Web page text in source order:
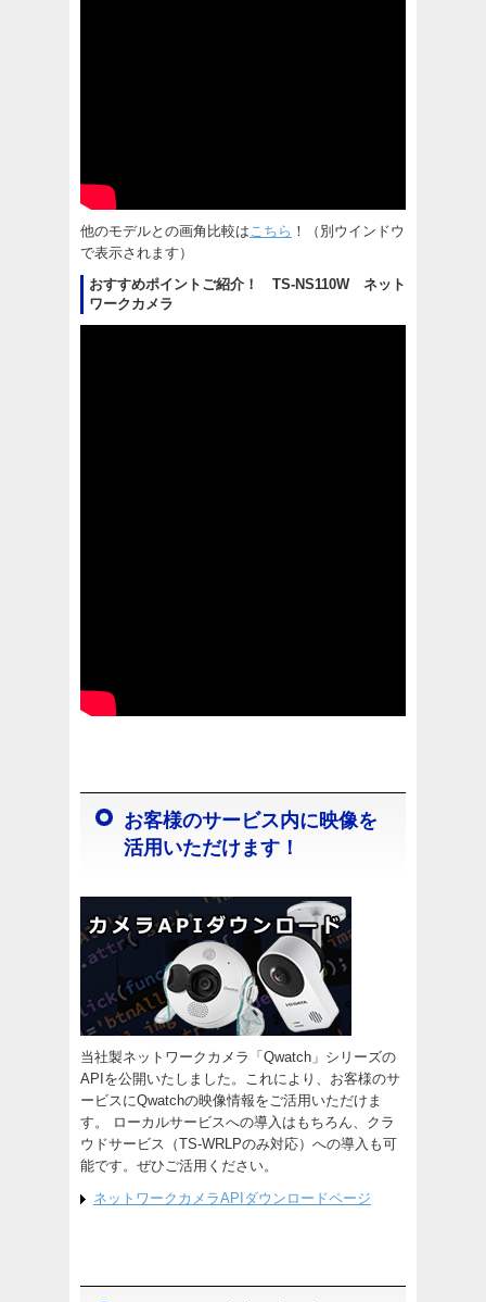
他のモデルとの画角比較はこちら ！（別ウインドウ
で表示されます）
おすすめポイントご紹介！ TS-NS110W ネット
ワークカメラ
お客様のサービス内に映像を
活用いただけます！
当社製ネットワークカメラ「Qwatch」シリーズの
APIを公開いたしました。これにより、お客様のサ
ービスにQwatchの映像情報をご活用いただけま
す。 ローカルサービスへの導入はもちろん、クラ
ウドサービス（TS-WRLPのみ対応）への導入も可
能です。ぜひご活用ください。
ネットワークカメラAPIダウンロードページ